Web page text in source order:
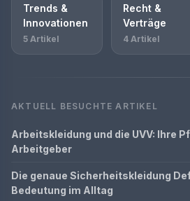
Trends &
Innovationen
5 Artikel
Recht &
Verträge
4 Artikel
AKTUELL BESUCHTE ARTIKEL
Arbeitskleidung und die UVV: Ihre
Arbeitgeber
Die genaue Sicherheitskleidung
Bedeutung im Alltag